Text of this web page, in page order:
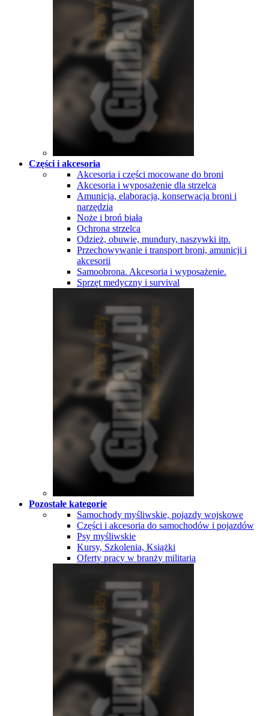
Części i akcesoria
Akcesoria i części mocowane do broni
Akcesoria i wyposażenie dla strzelca
Amunicja, elaboracja, konserwacja broni i
narzędzia
Noże i broń biała
Ochrona strzelca
Odzież, obuwie, mundury, naszywki itp.
Przechowywanie i transport broni, amunicji i
akcesorii
Samoobrona. Akcesoria i wyposażenie.
Sprzęt medyczny i survival
Pozostałe kategorie
Samochody myśliwskie, pojazdy wojskowe
Części i akcesoria do samochodów i pojazdów
Psy myśliwskie
Kursy, Szkolenia, Książki
Oferty pracy w branży militaria